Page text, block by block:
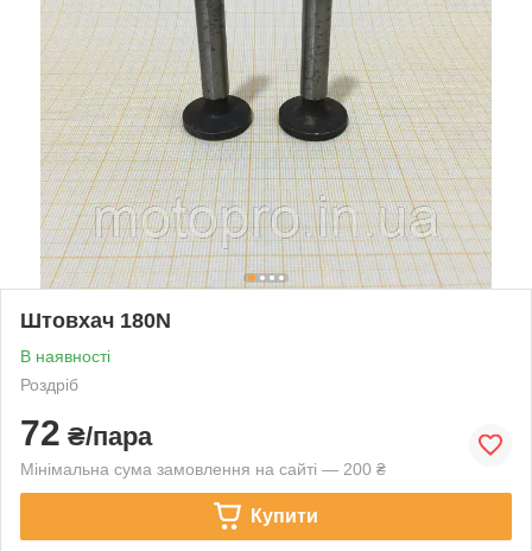
Штовхач 180N
В наявності
Роздріб
72 ₴/пара
Мінімальна сума замовлення на сайті — 200 ₴
Купити